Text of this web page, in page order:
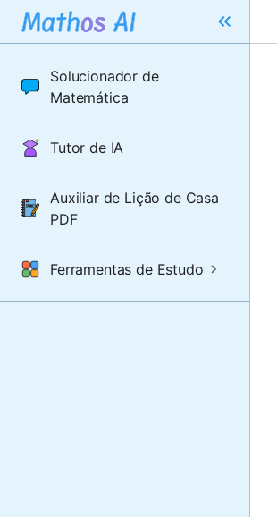
Solucionador de
Matemática
Tutor de IA
Auxiliar de Lição de Casa
PDF
Ferramentas de Estudo